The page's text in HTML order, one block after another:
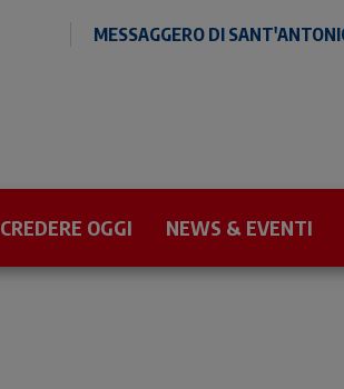
MESSAGGERO DI
CREDERE OGGI NEWS & EVENTI